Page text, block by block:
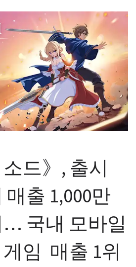
소드》, 출시
출 1,000만
국내 모바일
임  매출 1위